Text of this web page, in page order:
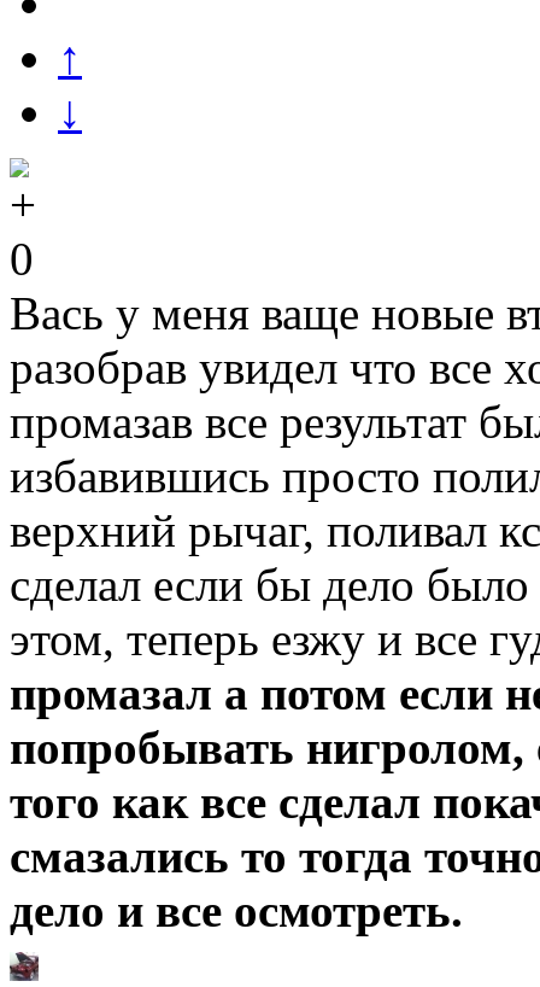
↑
↓
0
Вась у меня ваще новые
разобрав увидел что все
промазав все результат
избавившись просто
верхний рычаг, поливал
сделал если бы дело
этом, теперь езжу и все
промазал а потом если
попробывать нигролом,
того как все сделал
смазались то тогда
дело и все осмотреть.